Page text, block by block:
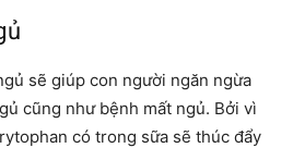
sẽ giúp con người ngăn ngừa
cũng như bệnh mất ngủ. Bởi vì
có trong sữa sẽ thúc đẩy